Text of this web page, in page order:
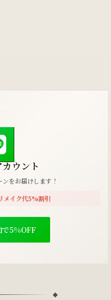
ウント
をお届けします！
メイク代5%割引
で5%OFF